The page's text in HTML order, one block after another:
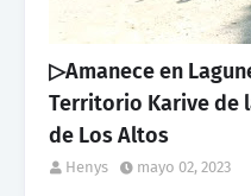
▷Amanece en
Territorio Karive de
de Los Altos
Henys mayo 02, 2023